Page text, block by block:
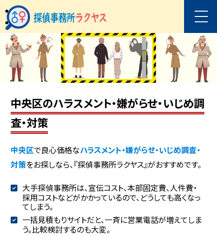
中央区のハラスメント・嫌がらせ・いじめ調
査・対策
中央区で良心価格なハラスメント・嫌がらせ・いじめ調査・
対策をお探しなら、『探偵事務所ラクヤス』がおすすめです。
大手探偵事務所は、宣伝コスト、本部固定費、人件費・
採用コストなどがかかっているので、どうしても高くなっ
てしまう。
一括見積もりサイトだと、一斉に営業電話が増えてしま
う。比較検討するのも大変。